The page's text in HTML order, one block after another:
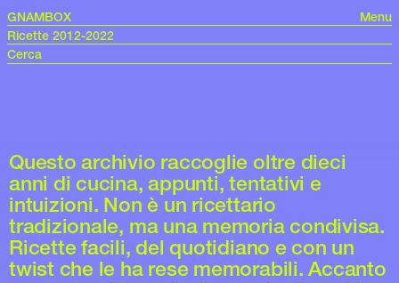
GNAMBOX
Menu
Ricette 2012-2022
Questo archivio raccoglie oltre dieci
anni di cucina, appunti, tentativi e
intuizioni. Non è un ricettario
tradizionale, ma una memoria condivisa.
Ricette facili, del quotidiano e con un
twist che le ha rese memorabili. Accanto